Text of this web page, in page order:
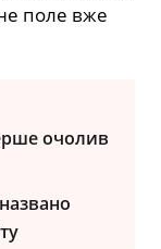
поле вже
очолив